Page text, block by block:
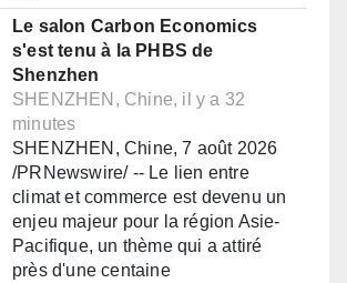
Le salon Carbon Economics
s'est tenu à la PHBS de
Shenzhen
SHENZHEN, Chine, il y a 32
minutes
SHENZHEN, Chine, 7 août 2026
/PRNewswire/ -- Le lien entre
climat et commerce est devenu un
enjeu majeur pour la région Asie-
Pacifique, un thème qui a attiré
près d'une centaine